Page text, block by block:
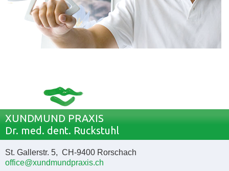
XUNDMUND PRAXIS
Dr. med. dent. Ruckstuhl
St. Gallerstr. 5, CH-9400 Rorschach
office@xundmundpraxis.ch